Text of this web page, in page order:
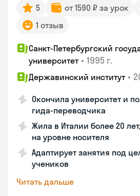
5 от 1590 ₽ за урок
1 отзыв
Санкт-Петербургский
университет • 1995 г.
Державинский институт •
Окончила университет и
гида-переводчика
Жила в Италии более 20
на уровне носителя
Адаптирует занятия под
учеников
Читать дальше